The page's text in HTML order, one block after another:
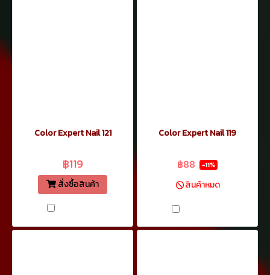
Color Expert Nail 121
฿119
สั่งซื้อสินค้า
Color Expert Nail 119
฿88 -11%
สินค้าหมด